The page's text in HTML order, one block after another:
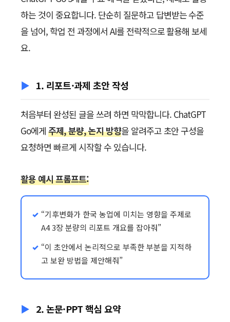
하는 것이 중요합니다. 단순히 질문하고 답변받는 수준
을 넘어, 학업 전 과정에서 AI를 전략적으로 활용해 보세
요.
1. 리포트·과제 초안 작성
처음부터 완성된 글을 쓰려 하면 막막합니다. ChatGPT
Go에게 주제, 분량, 논지 방향을 알려주고 초안 구성을
요청하면 빠르게 시작할 수 있습니다.
활용 예시 프롬프트:
“기후변화가 한국 농업에 미치는 영향을 주제로
A4 3장 분량의 리포트 개요를 잡아줘”
“이 초안에서 논리적으로 부족한 부분을 지적하
고 보완 방법을 제안해줘”
2. 논문·PPT 핵심 요약